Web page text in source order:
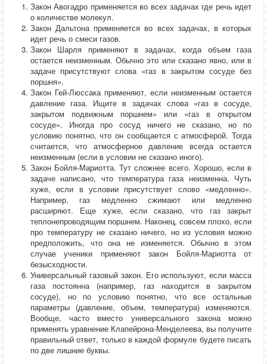
Закон Авогадро применяется во всех задачах где речь идет
о количестве молекул.
Закон Дальтона применяется во всех задачах, в которых
идет речь о смеси газов.
Закон Шарля применяют в задачах, когда объем газа
остается неизменным. Обычно это или сказано явно, или в
задаче присутствуют слова «газ в закрытом сосуде без
поршня».
Закон Гей-Люссака применяют, если неизменным остается
давление газа. Ищите в задачах слова «газ в сосуде,
закрытом подвижным поршнем» или «газ в открытом
сосуде». Иногда про сосуд ничего не сказано, но по
условию понятно, что он сообщается с атмосферой. Тогда
считается, что атмосферное давление всегда остается
неизменным (если в условии не сказано иного).
Закон Бойля-Мариотта. Тут сложнее всего. Хорошо, если в
задаче написано, что температура газа неизменна. Чуть
хуже, если в условии присутствует слово «медленно».
Например, газ медленно сжимают или медленно
расширяют. Еще хуже, если сказано, что газ закрыт
теплонепроводящим поршнем. Наконец, совсем плохо, если
про температуру не сказано ничего, но из условия можно
предположить, что она не изменяется. Обычно в этом
случае ученики применяют закон Бойля-Мариотта от
безысходности.
Универсальный газовый закон. Его используют, если масса
газа постоянна (например, газ находится в закрытом
сосуде), но по условию понятно, что все остальные
параметры (давление, объем, температура) изменяются.
Вообще, часто вместо универсального закона можно
применять уравнение Клапейрона-Менделеева, вы получите
правильный ответ, только в каждой формуле будете писать
по две лишние буквы.